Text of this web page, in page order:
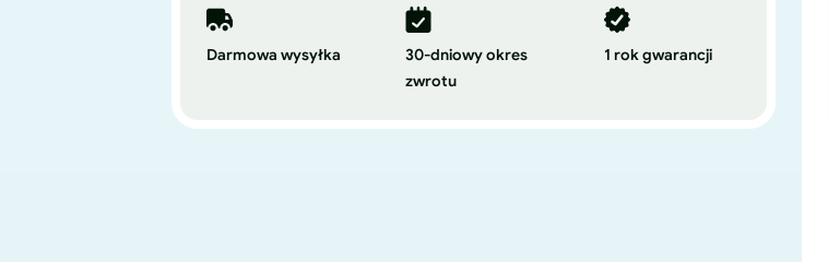
Darmowa wysyłka
30-dniowy okres
zwrotu
1 rok gwarancji